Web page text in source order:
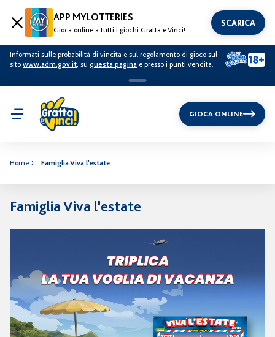
APP MYLOTTERIES
Gioca online a tutti i giochi Gratta e Vinci!
SCARICA
Informati sulle probabilità di vincita e sul regolamento di gioco sul
sito www.adm.gov.it, su questa pagina e presso i punti vendita.
GIOCA ONLINE
Home Famiglia Viva l'estate
Famiglia Viva l'estate